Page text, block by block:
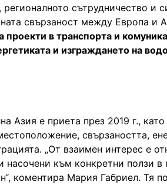
сътрудничество и
свързаност между Европа и
проекти в транспорта и
и изграждането на
Азия е приета през 2019 г.,
свързаността,
„От взаимен интерес е
насочени към конкретни ползи в
коментира Мария Габриел. Тя